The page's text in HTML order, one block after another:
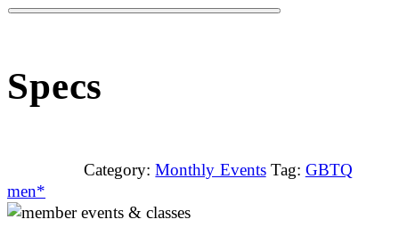
Specs
Category: Monthly Events Tag: GBTQ
men*